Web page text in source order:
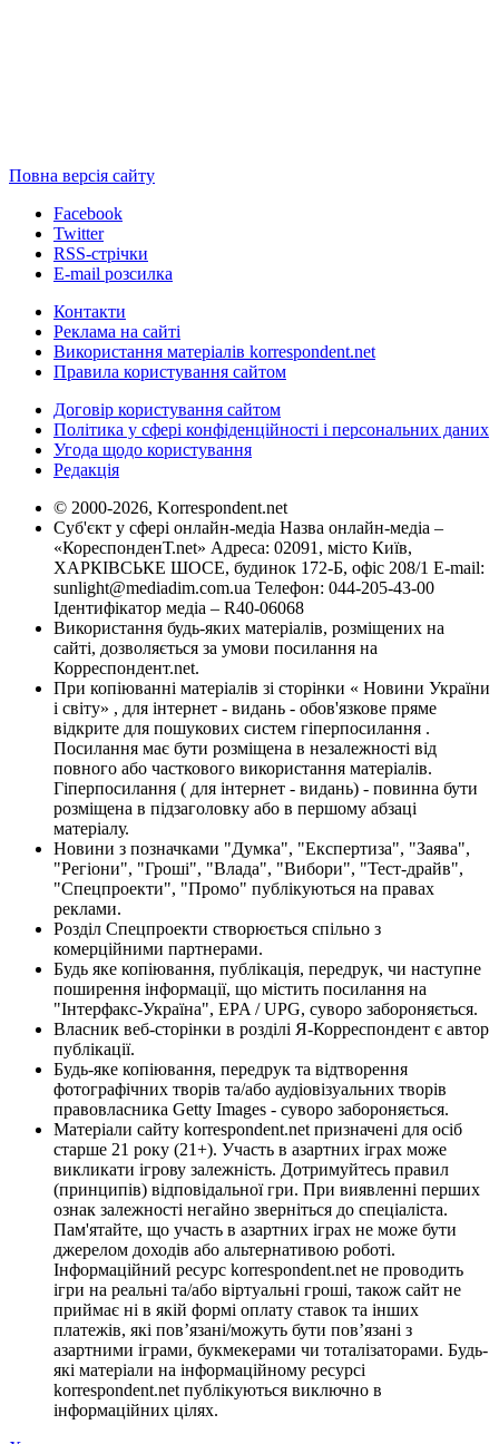
Повна версія сайту
Facebook
Twitter
RSS-стрічки
E-mail розсилка
Контакти
Реклама на сайті
Використання матеріалів korrespondent.net
Правила користування сайтом
Договір користування сайтом
Політика у сфері конфіденційності і персональних даних
Угода щодо користування
Редакція
© 2000-2026, Korrespondent.net
Суб'єкт у сфері онлайн-медіа Назва онлайн-медіа –
«КореспонденТ.net» Адреса: 02091, місто Київ,
ХАРКІВСЬКЕ ШОСЕ, будинок 172-Б, офіс 208/1 E-mail:
sunlight@mediadim.com.ua Телефон: 044-205-43-00
Ідентифікатор медіа – R40-06068
Використання будь-яких матеріалів, розміщених на
сайті, дозволяється за умови посилання на
Корреспондент.net.
При копіюванні матеріалів зі сторінки « Новини України
і світу» , для інтернет - видань - обов'язкове пряме
відкрите для пошукових систем гіперпосилання .
Посилання має бути розміщена в незалежності від
повного або часткового використання матеріалів.
Гіперпосилання ( для інтернет - видань) - повинна бути
розміщена в підзаголовку або в першому абзаці
матеріалу.
Новини з позначками "Думка", "Експертиза", "Заява",
"Регіони", "Гроші", "Влада", "Вибори", "Тест-драйв",
"Спецпроекти", "Промо" публікуються на правах
реклами.
Розділ Спецпроекти створюється спільно з
комерційними партнерами.
Будь яке копіювання, публікація, передрук, чи наступне
поширення інформації, що містить посилання на
"Інтерфакс-Україна", EPA / UPG, суворо забороняється.
Власник веб-сторінки в розділі Я-Корреспондент є автор
публікації.
Будь-яке копіювання, передрук та відтворення
фотографічних творів та/або аудіовізуальних творів
правовласника Getty Images - суворо забороняється.
Матеріали сайту korrespondent.net призначені для осіб
старше 21 року (21+). Участь в азартних іграх може
викликати ігрову залежність. Дотримуйтесь правил
(принципів) відповідальної гри. При виявленні перших
ознак залежності негайно зверніться до спеціаліста.
Пам'ятайте, що участь в азартних іграх не може бути
джерелом доходів або альтернативою роботі.
Інформаційний ресурс korrespondent.net не проводить
ігри на реальні та/або віртуальні гроші, також сайт не
приймає ні в якій формі оплату ставок та інших
платежів, які пов’язані/можуть бути пов’язані з
азартними іграми, букмекерами чи тоталізаторами. Будь-
які матеріали на інформаційному ресурсі
korrespondent.net публікуються виключно в
інформаційних цілях.